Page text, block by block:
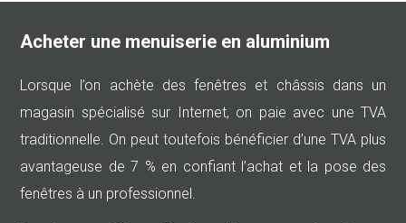
Acheter une menuiserie en aluminium
Lorsque l’on achète des fenêtres et châssis dans un
magasin spécialisé sur Internet, on paie avec une TVA
traditionnelle. On peut toutefois bénéficier d’une TVA plus
avantageuse de 7 % en confiant l’achat et la pose des
fenêtres à un professionnel.